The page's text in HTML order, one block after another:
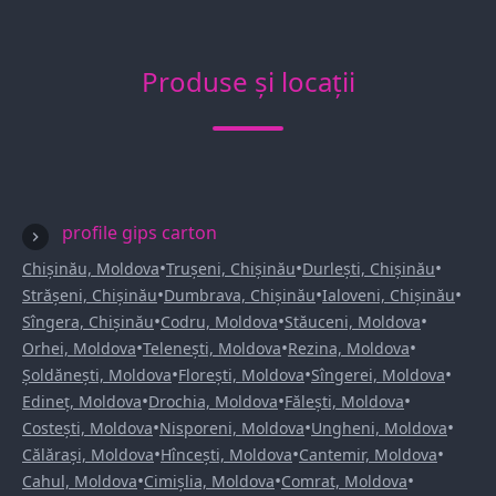
Produse și locații
profile gips carton
Chișinău, Moldova•Trușeni, Chișinău•Durlești, Chișinău•
Strășeni, Chișinău•Dumbrava, Chișinău•Ialoveni, Chișinău•
Sîngera, Chișinău•Codru, Moldova•Stăuceni, Moldova•
Orhei, Moldova•Telenești, Moldova•Rezina, Moldova•
Șoldănești, Moldova•Florești, Moldova•Sîngerei, Moldova•
Edineț, Moldova•Drochia, Moldova•Fălești, Moldova•
Costești, Moldova•Nisporeni, Moldova•Ungheni, Moldova•
Călărași, Moldova•Hîncești, Moldova•Cantemir, Moldova•
Cahul, Moldova•Cimișlia, Moldova•Comrat, Moldova•